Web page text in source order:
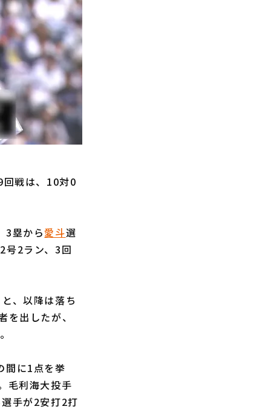
戦は、10対0
3塁から愛斗選
号2ラン、3回
、以降は落ち
出したが、
間に1点を挙
毛利海大投手
手が2安打2打